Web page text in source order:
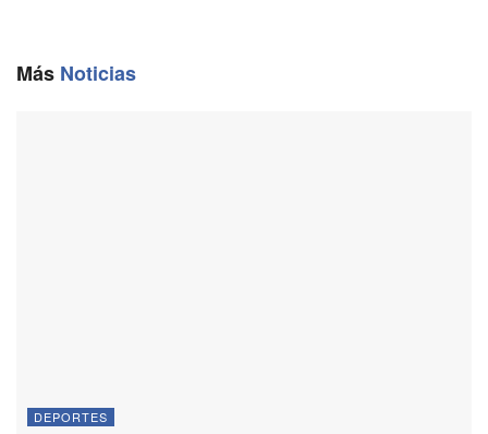
o
a
Más Noticias
DEPORTES